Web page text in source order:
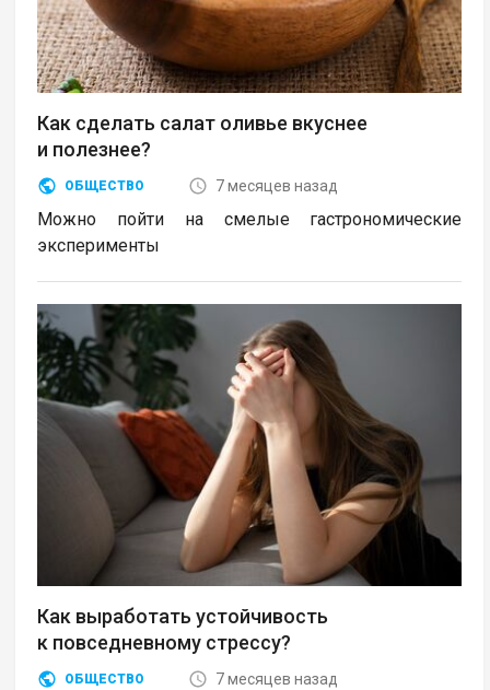
Как сделать салат оливье вкуснее
и полезнее?
ОБЩЕСТВО 7 месяцев назад
Можно пойти на смелые гастрономические
эксперименты
Как выработать устойчивость
к повседневному стрессу?
ОБЩЕСТВО 7 месяцев назад